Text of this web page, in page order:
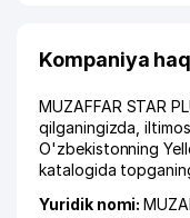
Kompaniya
MUZAFFAR STAR
qilganingizda,
O'zbekistonning
katalogida
Yuridik nomi: